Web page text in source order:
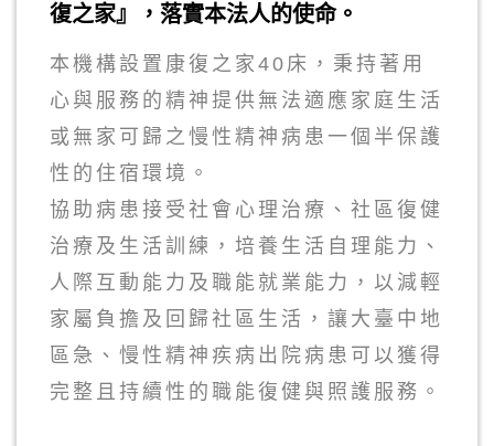
復之家』，落實本法人的使命。
本機構設置康復之家40床，秉持著用
心與服務的精神提供無法適應家庭生活
或無家可歸之慢性精神病患一個半保護
性的住宿環境。
協助病患接受社會心理治療、社區復健
治療及生活訓練，培養生活自理能力、
人際互動能力及職能就業能力，以減輕
家屬負擔及回歸社區生活，讓大臺中地
區急、慢性精神疾病出院病患可以獲得
完整且持續性的職能復健與照護服務。